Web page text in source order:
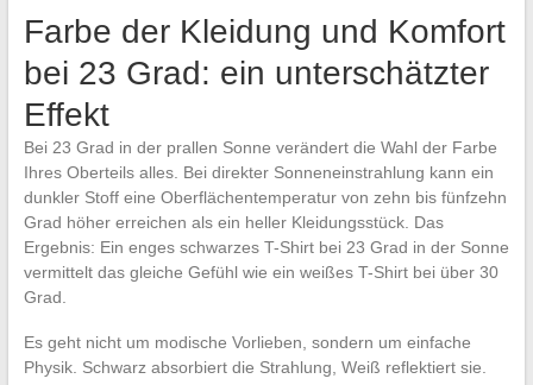
Farbe der Kleidung und Komfort
bei 23 Grad: ein unterschätzter
Effekt
Bei 23 Grad in der prallen Sonne verändert die Wahl der Farbe
Ihres Oberteils alles. Bei direkter Sonneneinstrahlung kann ein
dunkler Stoff eine Oberflächentemperatur von zehn bis fünfzehn
Grad höher erreichen als ein heller Kleidungsstück. Das
Ergebnis: Ein enges schwarzes T-Shirt bei 23 Grad in der Sonne
vermittelt das gleiche Gefühl wie ein weißes T-Shirt bei über 30
Grad.
Es geht nicht um modische Vorlieben, sondern um einfache
Physik. Schwarz absorbiert die Strahlung, Weiß reflektiert sie.